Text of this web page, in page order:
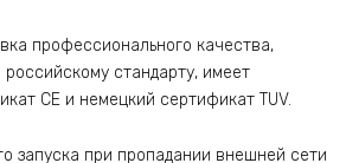
профессионального качества,
стандарту, имеет
CE и немецкий сертификат TUV.
запуска при пропадании внешней сети